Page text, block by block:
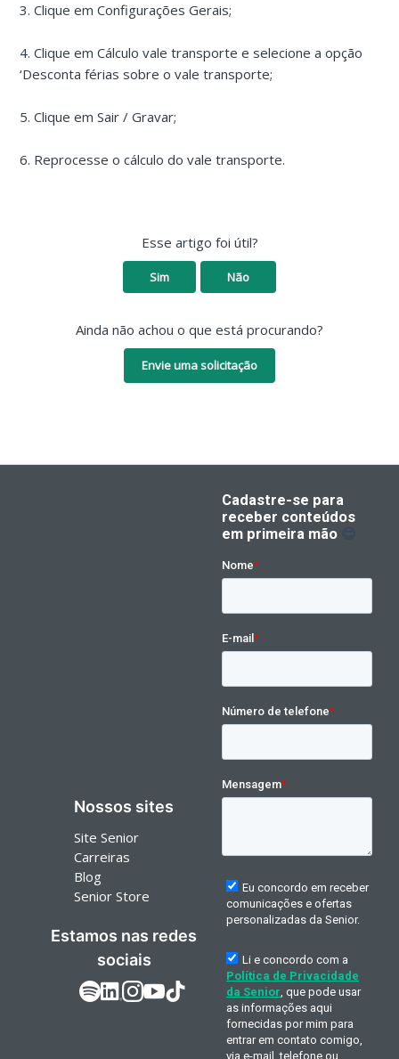
3. Clique em Configurações Gerais;
4. Clique em Cálculo vale transporte e selecione a opção
‘Desconta férias sobre o vale transporte;
5. Clique em Sair / Gravar;
6. Reprocesse o cálculo do vale transporte.
Esse artigo foi útil?
Sim Não
Ainda não achou o que está procurando?
Envie uma solicitação
Nossos sites
Site Senior
Carreiras
Blog
Senior Store
Estamos nas redes
sociais